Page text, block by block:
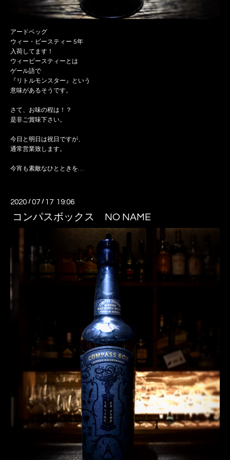
アードベッグ
ウィー・ビースティー 5年
入荷してます！
ウィービースティーとは
ゲール語で
『リトルモンスター』という
意味があるそうです。
さて、お味の程は！？
是非ご賞味下さい。
今日と明日は祝日ですが、
通常営業致します。
今宵も素敵なひとときを…
2020 /07 / 17 19:06
コンパスボックス NO NAME